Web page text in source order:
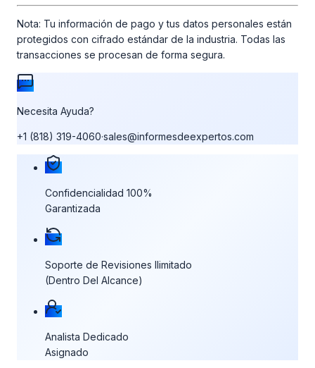
Nota: Tu información de pago y tus datos personales están
protegidos con cifrado estándar de la industria. Todas las
transacciones se procesan de forma segura.
Necesita Ayuda?
+1 (818) 319-4060·sales@informesdeexpertos.com
Nuestras garantías de compra
Confidencialidad 100%
Garantizada
Soporte de Revisiones Ilimitado
(Dentro Del Alcance)
Analista Dedicado
Asignado